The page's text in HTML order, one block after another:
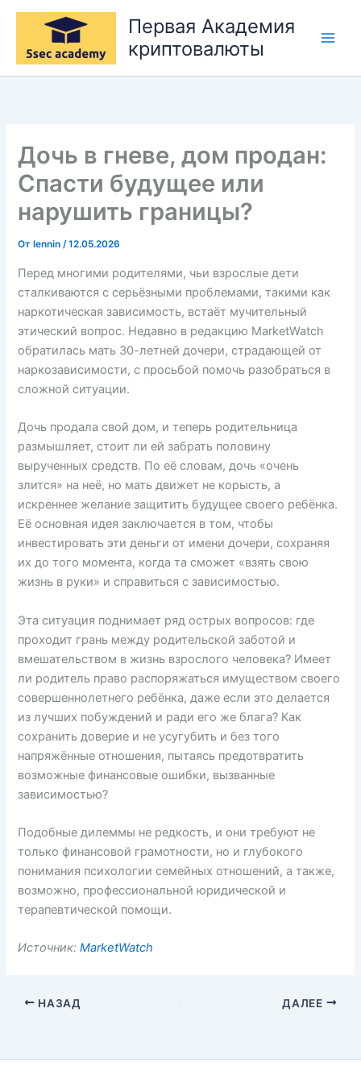
Перейти
содержимому
Первая Академия
криптовалюты
Дочь в гневе, дом продан:
Спасти будущее или
нарушить границы?
От lennin/12.05.2026
Перед многими родителями, чьи взрослые дети
сталкиваются с серьёзными проблемами, такими как
наркотическая зависимость, встаёт мучительный
этический вопрос. Недавно в редакцию MarketWatch
обратилась мать 30-летней дочери, страдающей от
наркозависимости, с просьбой помочь разобраться в
сложной ситуации.
Дочь продала свой дом, и теперь родительница
размышляет, стоит ли ей забрать половину
вырученных средств. По её словам, дочь «очень
злится» на неё, но мать движет не корысть, а
искреннее желание защитить будущее своего ребёнка.
Её основная идея заключается в том, чтобы
инвестировать эти деньги от имени дочери, сохраняя
их до того момента, когда та сможет «взять свою
жизнь в руки» и справиться с зависимостью.
Эта ситуация поднимает ряд острых вопросов: где
проходит грань между родительской заботой и
вмешательством в жизнь взрослого человека? Имеет
ли родитель право распоряжаться имуществом своего
совершеннолетнего ребёнка, даже если это делается
из лучших побуждений и ради его же блага? Как
сохранить доверие и не усугубить и без того
напряжённые отношения, пытаясь предотвратить
возможные финансовые ошибки, вызванные
зависимостью?
Подобные дилеммы не редкость, и они требуют не
только финансовой грамотности, но и глубокого
понимания психологии семейных отношений, а также,
возможно, профессиональной юридической и
терапевтической помощи.
Источник:MarketWatch
НАЗАД ДАЛЕЕ